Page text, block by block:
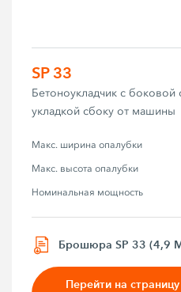
SP 33
Бетоноукладчик с
укладкой сбоку от машины
Макс. ширина опалубки
Макс. высота опалубки
Номинальная мощность
Брошюра SP 33 (4,9
Перейти на страницу